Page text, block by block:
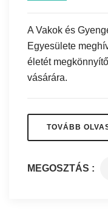
A Vakok és
Egyesülete
életét
vásárára.
TOVÁBB
MEGOSZTÁS :